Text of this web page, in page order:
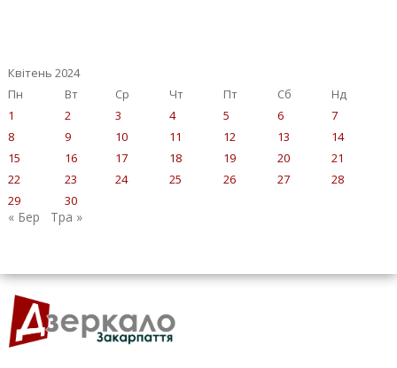
Квітень 2024
Пн
Вт Ср Чт Пт Сб
Нд
1
2 3 4 5 6
7
8
9 10 11 12 13
14
15
16 17 18 19 20
21
22
23 24 25 26 27
28
29
30
« Бер Тра »